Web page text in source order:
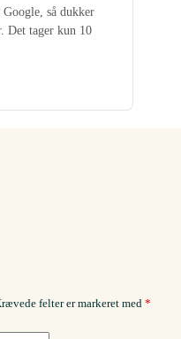
så dukker
Det tager kun 10
felter er markeret med *